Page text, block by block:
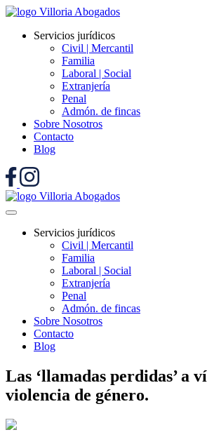
Servicios jurídicos
Civil | Mercantil
Familia
Laboral | Social
Extranjería
Penal
Admón. de fincas
Sobre Nosotros
Contacto
Blog
Servicios jurídicos
Civil | Mercantil
Familia
Laboral | Social
Extranjería
Penal
Admón. de fincas
Sobre Nosotros
Contacto
Blog
Las ‘llamadas perdidas’ a
violencia de género.